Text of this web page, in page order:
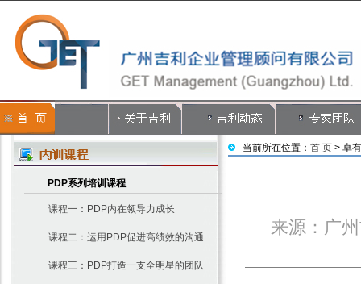
PDP系列培训课程
课程一：PDP内在领导力成长
课程二：运用PDP促进高绩效的沟通
课程三：PDP打造一支全明星的团队
当前所在位置： 首 页 > 卓
来源：广